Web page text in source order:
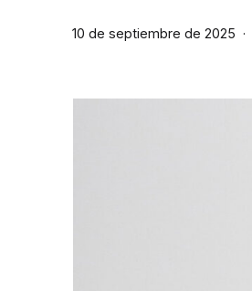
Publicada
10 de septiembre de 2025